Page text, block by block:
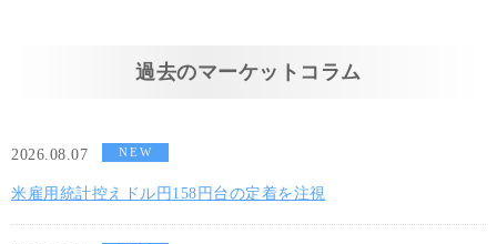
過去のマーケットコラム
2026.08.07 NEW
米雇用統計控えドル円158円台の定着を注視